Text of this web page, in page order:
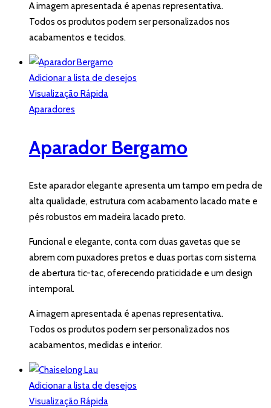
A imagem apresentada é apenas representativa.
Todos os produtos podem ser personalizados nos
acabamentos e tecidos.
Adicionar a lista de desejos
Visualização Rápida
Aparadores
Aparador Bergamo
Este aparador elegante apresenta um tampo em pedra de
alta qualidade, estrutura com acabamento lacado mate e
pés robustos em madeira lacado preto.
Funcional e elegante, conta com duas gavetas que se
abrem com puxadores pretos e duas portas com sistema
de abertura tic-tac, oferecendo praticidade e um design
intemporal.
A imagem apresentada é apenas representativa.
Todos os produtos podem ser personalizados nos
acabamentos, medidas e interior.
Adicionar a lista de desejos
Visualização Rápida